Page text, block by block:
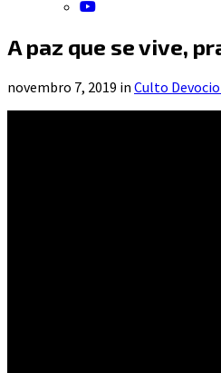
A paz que se vive,
novembro 7, 2019 in Culto